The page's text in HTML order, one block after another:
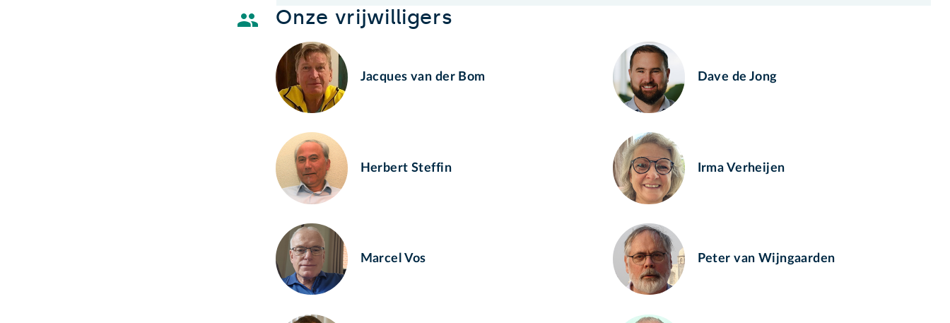
Onze vrijwilligers
Jacques van der Bom Dave de Jong
Herbert Steffin Irma Verheijen
Marcel Vos Peter van Wijngaarden